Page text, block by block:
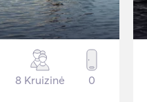
8 Kruizinė 0